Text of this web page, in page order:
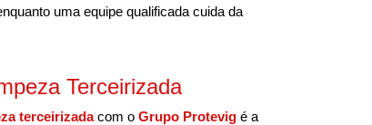
uma equipe qualificada cuida da
Terceirizada
terceirizadacom o Grupo Protevig é a